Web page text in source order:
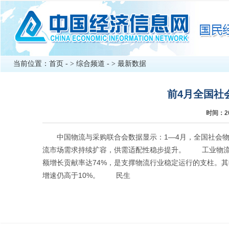
当前位置： 首页 - > 综合频道 - > 最新数据
前4月全国社
时间：
中国物流与采购联合会数据显示：1—4月，全国社会物
流市场需求持续扩容，供需适配性稳步提升。 工业物
额增长贡献率达74%，是支撑物流行业稳定运行的支柱。
增速仍高于10%。 民生